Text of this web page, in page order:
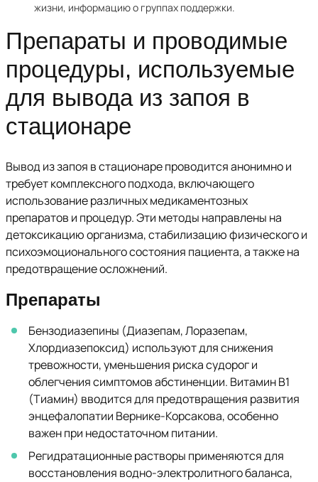
жизни, информацию о группах поддержки.
Препараты и проводимые
процедуры, используемые
для вывода из запоя в
стационаре
Вывод из запоя в стационаре проводится анонимно и
требует комплексного подхода, включающего
использование различных медикаментозных
препаратов и процедур. Эти методы направлены на
детоксикацию организма, стабилизацию физического и
психоэмоционального состояния пациента, а также на
предотвращение осложнений.
Препараты
Бензодиазепины (Диазепам, Лоразепам,
Хлордиазепоксид) используют для снижения
тревожности, уменьшения риска судорог и
облегчения симптомов абстиненции. Витамин В1
(Тиамин) вводится для предотвращения развития
энцефалопатии Вернике-Корсакова, особенно
важен при недостаточном питании.
Регидратационные растворы применяются для
восстановления водно-электролитного баланса,